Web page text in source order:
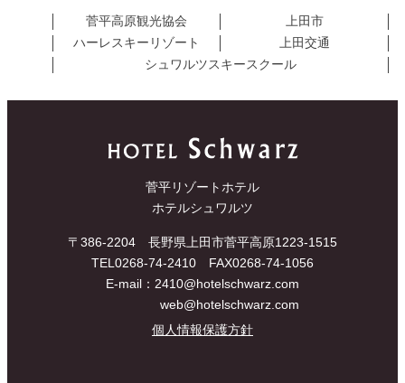
菅平高原観光協会
上田市
ハーレスキーリゾート
上田交通
シュワルツスキースクール
菅平リゾートホテル
ホテルシュワルツ
〒386-2204 長野県上田市菅平高原1223-1515
TEL0268-74-2410 FAX0268-74-1056
E-mail：2410@hotelschwarz.com
web@hotelschwarz.com
個人情報保護方針